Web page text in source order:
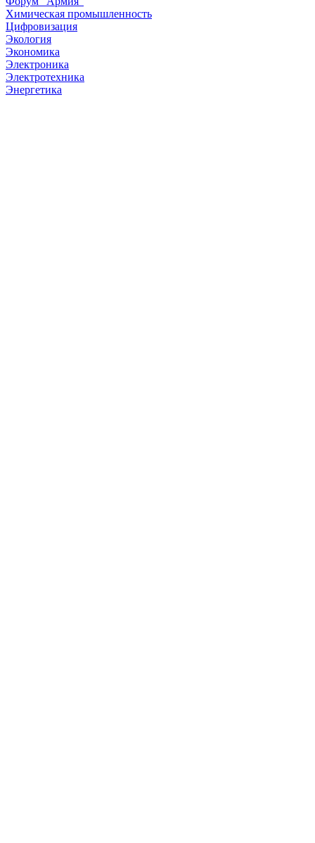
Химическая промышленность
Цифровизация
Экология
Экономика
Электроника
Электротехника
Энергетика